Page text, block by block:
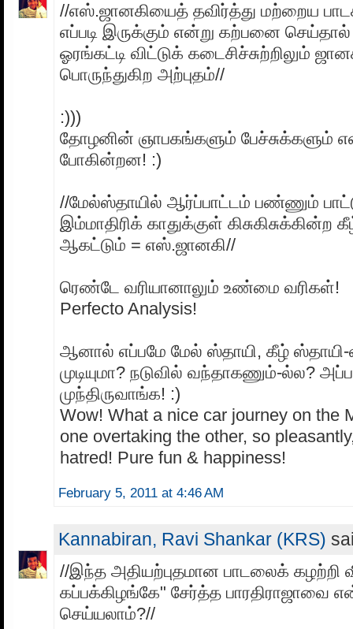
//எஸ்.ஜானகியைத் தவிர்த்து மற்றைய
எப்படி இருக்கும் என்று கற்பனை
ஓரங்கட்டி விட்டுக் கடைசிச்சுற்றிலும்
பொருந்துகிற அற்புதம்//
:)))
தோழனின் ஞாபகங்களும் பேச்சுக்களும்
போகின்றன! :)
//மேல்ஸ்தாயில் ஆர்ப்பாட்டம் பண்ணும்
இம்மாதிரிக் காதுக்குள் கிசுகிசுக்கின்ற
ஆகட்டும் = எஸ்.ஜானகி//
ரெண்டே வரியானாலும் உண்மை வரிகள்!
Perfecto Analysis!
ஆனால் எப்பமே மேல் ஸ்தாயி, கீழ்
முடியுமா? நடுவில் வந்தாகணும்-ல்ல?
முந்திருவாங்க! :)
Wow! What a nice car journey on the
one overtaking the other, so
hatred! Pure fun & happiness!
February 5, 2011 at 4:46 AM
Kannabiran, Ravi Shankar (KRS)
//இந்த அதியற்புதமான பாடலைக் கழற்றி
கப்பக்கிழங்கே" சேர்த்த பாரதிராஜாவை
செய்யலாம்?//